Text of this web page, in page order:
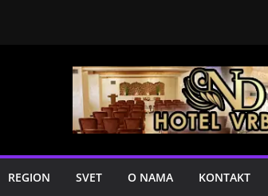
REGION SVET O NAMA KONTAKT